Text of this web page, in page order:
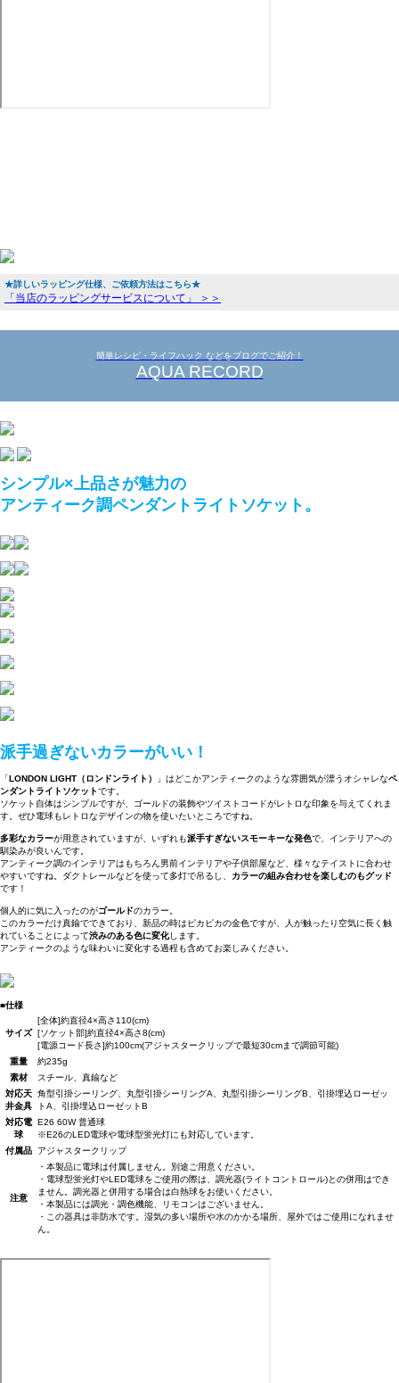
★詳しいラッピング仕様、ご依頼方法はこちら★
「当店のラッピングサービスについて」 ＞＞
簡単レシピ・ライフハック などをブログでご紹介！
AQUA RECORD
シンプル×上品さが魅力の
アンティーク調ペンダントライトソケット。
派手過ぎないカラーがいい！
「LONDON LIGHT（ロンドンライト） 」はどこかアンティークのような雰囲気が漂うオシャレなペ
ンダントライトソケットです。
ソケット自体はシンプルですが、ゴールドの装飾やツイストコードがレトロな印象を与えてくれま
す。ぜひ電球もレトロなデザインの物を使いたいところですね。
多彩なカラーが用意されていますが、いずれも派手すぎないスモーキーな発色で、インテリアへの
馴染みが良いんです。
アンティーク調のインテリアはもちろん男前インテリアや子供部屋など、様々なテイストに合わせ
やすいですね。ダクトレールなどを使って多灯で吊るし、 カラーの組み合わせを楽しむのもグッド
です！
個人的に気に入ったのがゴールドのカラー。
このカラーだけ真鍮でできており、新品の時はピカピカの金色ですが、人が触ったり空気に長く触
れていることによって渋みのある色に変化します。
アンティークのような味わいに変化する過程も含めてお楽しみください。
■仕様
サイズ
[全体]約直径4×高さ110(cm)
[ソケット部]約直径4×高さ8(cm)
[電源コード長さ]約100cm(アジャスタークリップで最短30cmまで調節可能)
重量
約235g
素材
スチール、真鍮など
対応天
井金具
角型引掛シーリング、丸型引掛シーリングA、丸型引掛シーリングB、引掛埋込ローゼッ
トA、引掛埋込ローゼットB
対応電
球
E26 60W 普通球
※E26のLED電球や電球型蛍光灯にも対応しています。
付属品
アジャスタークリップ
注意
・本製品に電球は付属しません。別途ご用意ください。
・電球型蛍光灯やLED電球をご使用の際は、調光器(ライトコントロール)との併用はでき
ません。調光器と併用する場合は白熱球をお使いください。
・本製品には調光・調色機能、リモコンはございません。
・この器具は非防水です。湿気の多い場所や水のかかる場所、屋外ではご使用になれませ
ん。